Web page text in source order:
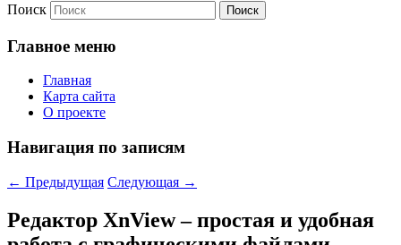
Поиск
Главное меню
Главная
Карта сайта
О проекте
Навигация по записям
← Предыдущая Следующая →
Редактор XnView – простая и удобная